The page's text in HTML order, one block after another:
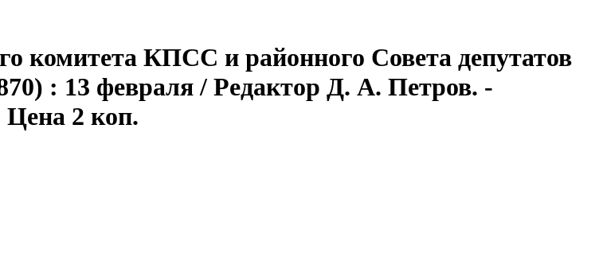
комитета КПСС и районного Совета депутатов
: 13 февраля / Редактор Д. А. Петров. -
Цена 2 коп.